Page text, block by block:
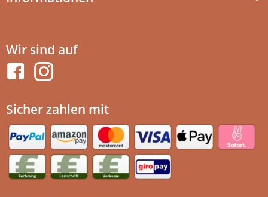
Wir sind auf
Sicher zahlen mit